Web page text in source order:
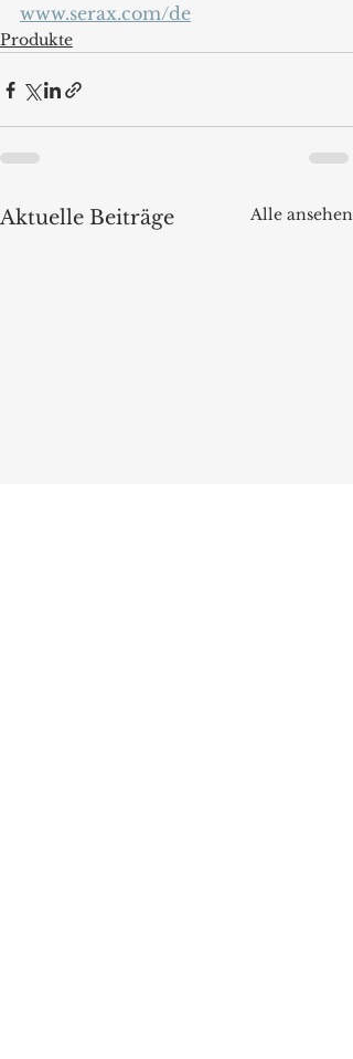
www.serax.com/de
Produkte
Aktuelle Beiträge Alle ansehen